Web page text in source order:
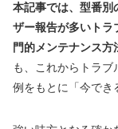
本記事では、型番別
ザー報告が多いトラ
門的メンテナンス方
も、これからトラ
例をもとに「今でき